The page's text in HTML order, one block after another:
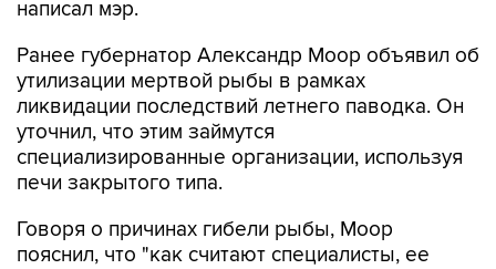
написал мэр.
Ранее губернатор Александр Моор объявил об
утилизации мертвой рыбы в рамках
ликвидации последствий летнего паводка. Он
уточнил, что этим займутся
специализированные организации, используя
печи закрытого типа.
Говоря о причинах гибели рыбы, Моор
пояснил, что "как считают специалисты, ее